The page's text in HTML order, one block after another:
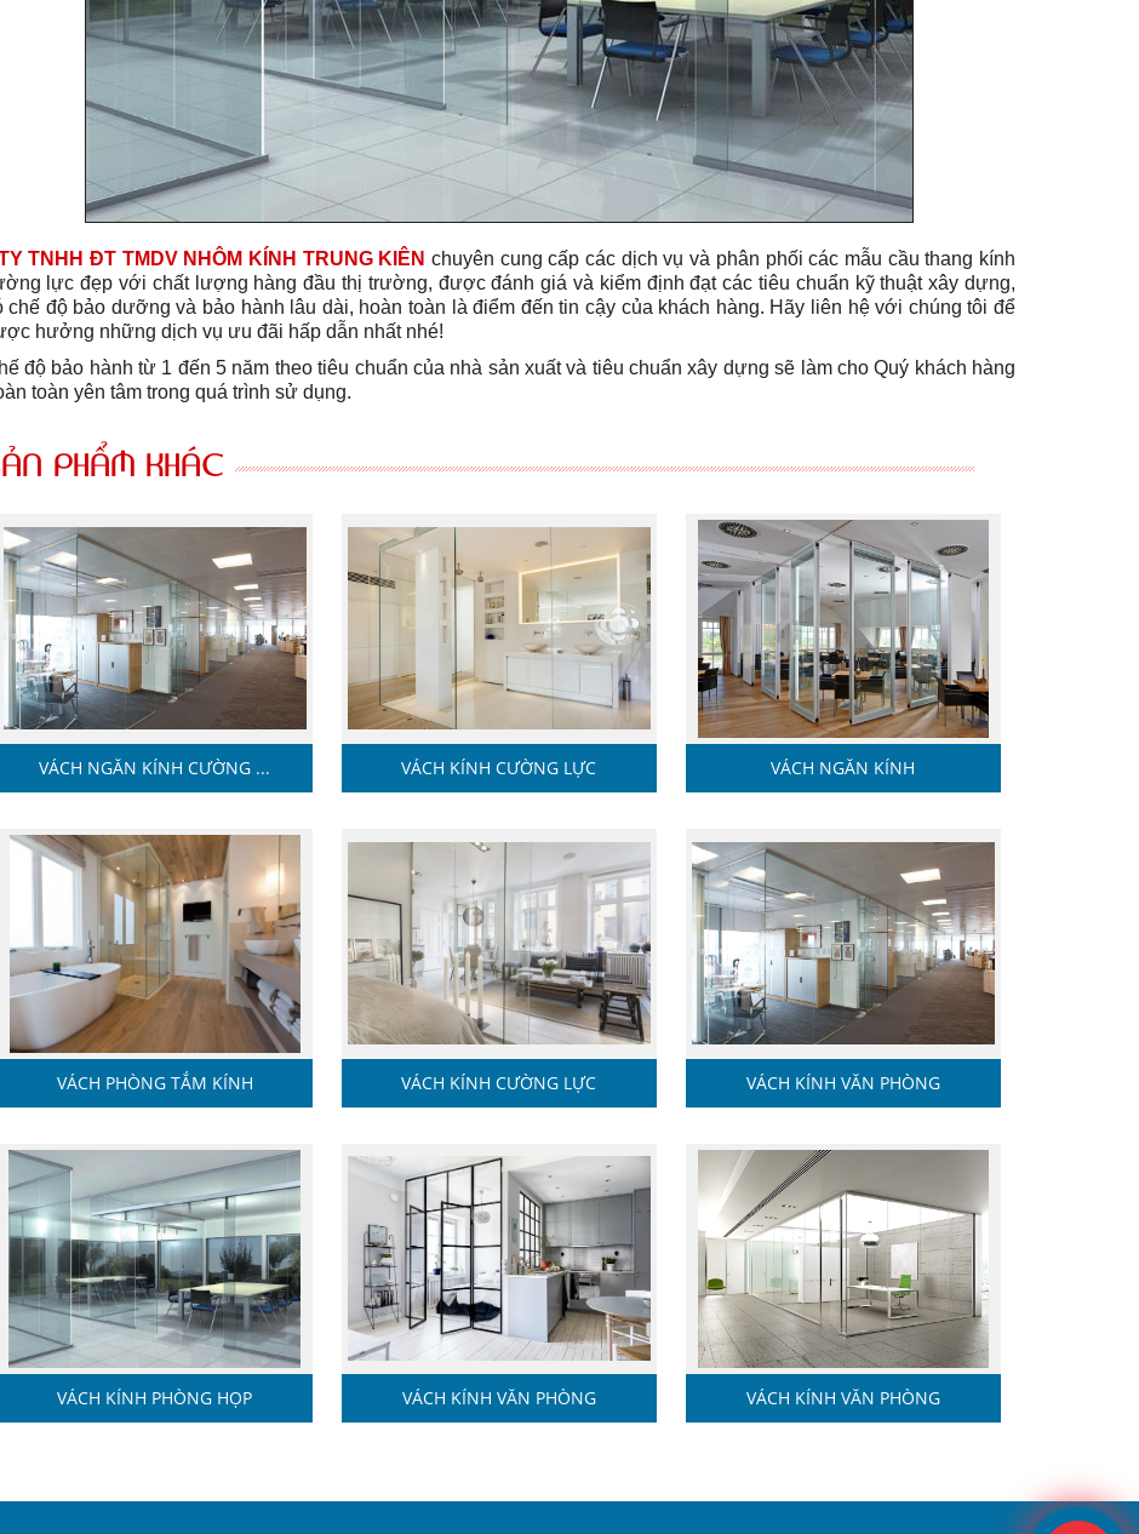
TNHH ĐT TMDV NHÔM KÍNH TRUNG KIÊN chuyên cung cấp các dịch vụ và phân phối các mẫu cầu thang kính
lực đẹp với chất lượng hàng đầu thị trường, được đánh giá và kiểm định đạt các tiêu chuẩn kỹ thuật xây dựng,
chế độ bảo dưỡng và bảo hành lâu dài, hoàn toàn là điểm đến tin cậy của khách hàng. Hãy liên hệ với chúng tôi để
hưởng những dịch vụ ưu đãi hấp dẫn nhất nhé!
độ bảo hành từ 1 đến 5 năm theo tiêu chuẩn của nhà sản xuất và tiêu chuẩn xây dựng sẽ làm cho Quý khách hàng
toàn yên tâm trong quá trình sử dụng.
PHẨM KHÁC
VÁCH NGĂN KÍNH CƯỜNG ... VÁCH KÍNH CƯỜNG LỰC VÁCH NGĂN KÍNH
VÁCH PHÒNG TẮM KÍNH VÁCH KÍNH CƯỜNG LỰC VÁCH KÍNH VĂN PHÒNG
VÁCH KÍNH PHÒNG HỌP VÁCH KÍNH VĂN PHÒNG VÁCH KÍNH VĂN PHÒNG